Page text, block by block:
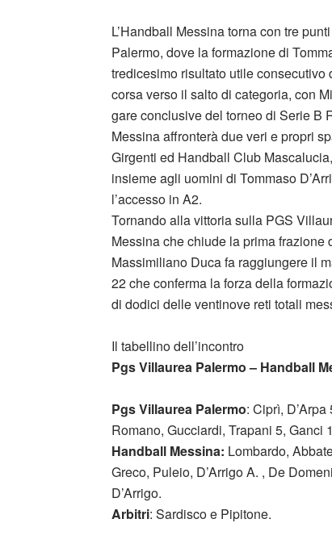
L’Handball Messina torna con tre
Palermo, dove la formazione di
tredicesimo risultato utile consecutivo
corsa verso il salto di categoria, con
gare conclusive del torneo di Serie B
Messina affronterà due veri e propri
Girgenti ed Handball Club
insieme agli uomini di Tommaso
l’accesso in A2.
Tornando alla vittoria sulla PGS
Messina che chiude la prima
Massimiliano Duca fa raggiungere il
22 che conferma la forza della
di dodici delle ventinove reti totali
Il tabellino dell’incontro
Pgs Villaurea Palermo – Handball
Pgs Villaurea Palermo: Ciprì,
Romano, Gucciardi, Trapani 5,
Handball Messina: Lombardo,
Greco, Puleio, D’Arrigo A. , De
D’Arrigo.
Arbitri: Sardisco e Pipitone.